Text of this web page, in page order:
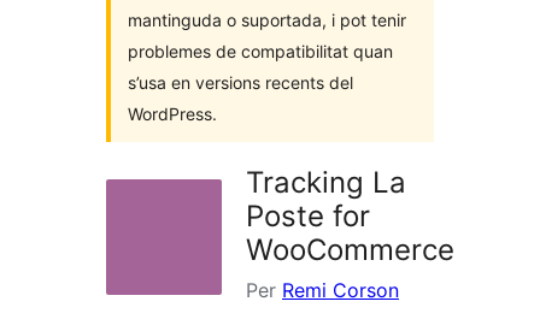
mantinguda o suportada, i pot tenir
problemes de compatibilitat quan
s’usa en versions recents del
WordPress.
Tracking La
Poste for
WooCommerce
Per Remi Corson